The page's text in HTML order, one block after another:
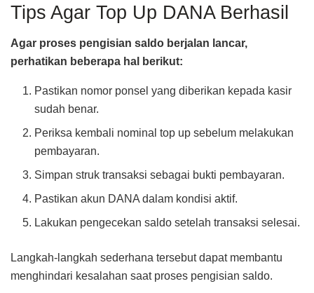
Tips Agar Top Up DANA Berhasil
Agar proses pengisian saldo berjalan lancar,
perhatikan beberapa hal berikut:
Pastikan nomor ponsel yang diberikan kepada kasir
sudah benar.
Periksa kembali nominal top up sebelum melakukan
pembayaran.
Simpan struk transaksi sebagai bukti pembayaran.
Pastikan akun DANA dalam kondisi aktif.
Lakukan pengecekan saldo setelah transaksi selesai.
Langkah-langkah sederhana tersebut dapat membantu
menghindari kesalahan saat proses pengisian saldo.